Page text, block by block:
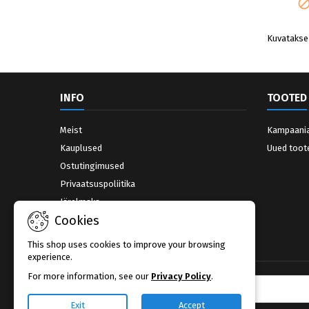
INFO
Meist
Kauplused
Ostutingimused
Privaatsuspoliitika
Järelmaks
Võta ühendust
TOOTED
Uued
Cookies
This shop uses cookies to improve your browsing
experience.
For more information, see our Privacy Policy.
Exit Accept